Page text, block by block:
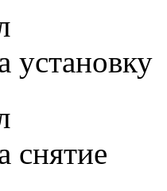
установку
снятие